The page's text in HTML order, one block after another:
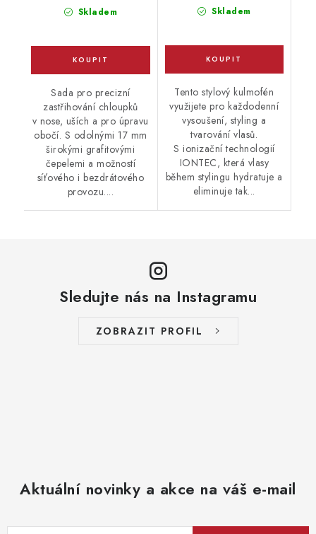
Skladem
Sada pro precizní
zastřihování chloupků
v nose, uších a pro úpravu
obočí. S odolnými 17 mm
širokými grafitovými
čepelemi a možností
síťového i bezdrátového
provozu....
Skladem
Tento stylový kulmofén
využijete pro každodenní
vysoušení, styling a
tvarování vlasů.
S ionizační technologií
IONTEC, která vlasy
během stylingu hydratuje a
eliminuje tak...
Sledujte nás na Instagramu
ZOBRAZIT PROFIL
Aktuální novinky a akce na váš e-mail